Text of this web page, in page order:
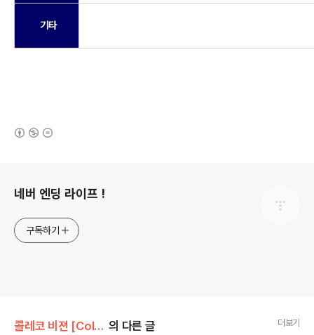
기타
네버 엔딩 라이프 !
구독하기
콜레코 비젼 [Col]/액션 의 다른 글 더보기